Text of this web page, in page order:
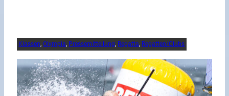
Klassen, Olympia, Pressemitteilung, Regatta, Regatten/Clubs